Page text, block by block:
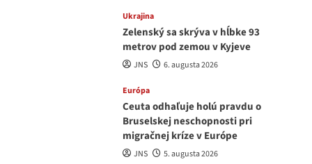
Ukrajina
Zelenský sa skrýva v hĺbke 93
metrov pod zemou v Kyjeve
JNS 6. augusta 2026
Európa
Ceuta odhaľuje holú pravdu o
Bruselskej neschopnosti pri
migračnej kríze v Európe
JNS 5. augusta 2026